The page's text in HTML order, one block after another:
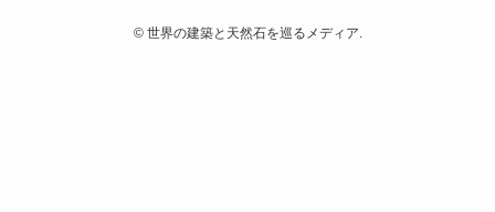
©世界の建築と天然石を巡るメディア.